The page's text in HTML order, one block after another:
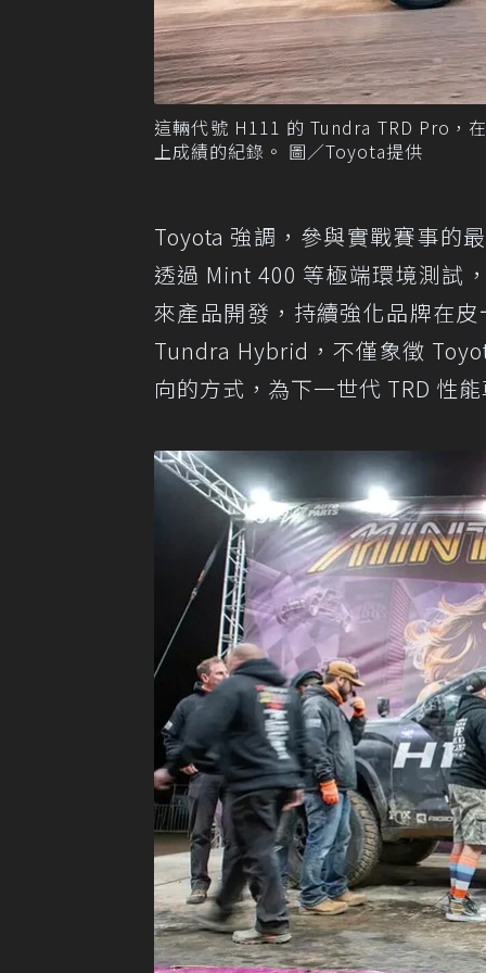
這輛代號 H111 的 Tundra TRD Pro，
上成績的紀錄。 圖／Toyota提供
Toyota 強調，參與實戰賽事的
透過 Mint 400 等極端環境測試
來產品開發，持續強化品牌在
Tundra Hybrid，不僅象徵
向的方式，為下一世代 TRD 性